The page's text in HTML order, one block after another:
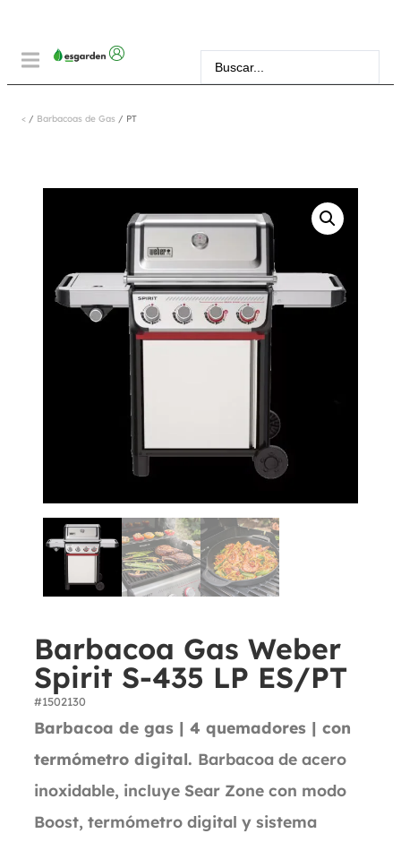
< / Barbacoas de Gas / PT
Barbacoa Gas Weber
Spirit S-435 LP ES/PT
#1502130
Barbacoa de gas | 4 quemadores | con
termómetro digital. Barbacoa de acero
inoxidable, incluye Sear Zone con modo
Boost, termómetro digital y sistema